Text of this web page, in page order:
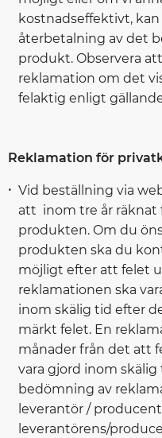
kostnadseffektivt,
återbetalning av det
produkt. Observera
reklamation om det
felaktig enligt
Reklamation för
Vid beställning via
att inom tre år räknat
produkten. Om du
produkten ska du
möjligt efter att felet
reklamationen ska
inom skälig tid efter
märkt felet. En
månader från det att
vara gjord inom
bedömning av
leverantör /
leverantörens/